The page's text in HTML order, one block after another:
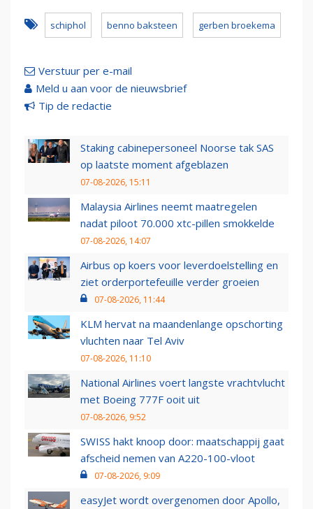
schiphol benno baksteen gerben broekema
Verstuur per e-mail
Meld u aan voor de nieuwsbrief
Tip de redactie
Staking cabinepersoneel Noorse tak SAS
op laatste moment afgeblazen
07-08-2026, 15:11
Malaysia Airlines neemt maatregelen
nadat piloot 70.000 xtc-pillen smokkelde
07-08-2026, 14:07
Airbus op koers voor leverdoelstelling en
ziet orderportefeuille verder groeien
07-08-2026, 11:44
KLM hervat na maandenlange opschorting
vluchten naar Tel Aviv
07-08-2026, 11:10
National Airlines voert langste vrachtvlucht
met Boeing 777F ooit uit
07-08-2026, 9:52
SWISS hakt knoop door: maatschappij gaat
afscheid nemen van A220-100-vloot
07-08-2026, 9:09
easyJet wordt overgenomen door Apollo,